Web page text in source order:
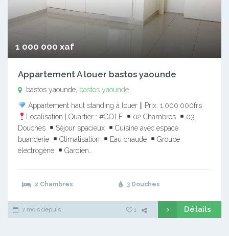
1 000 000 xaf
Appartement A louer bastos yaounde
bastos yaounde, bastos yaounde
Appartement haut standing à louer || Prix: 1.000.000frs
Localisation | Quartier : #GOLF
02 Chambres
03
Douches
Séjour spacieux
Cuisine avec espace
buanderie
Climatisation Eau chaude
Groupe
électrogène
Gardien…
2 Chambres 3 Douches
7 mois depuis 1 Détails